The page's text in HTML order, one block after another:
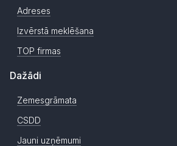
Adreses
Izvērstā meklēšana
TOP firmas
Dažādi
Zemesgrāmata
CSDD
Jauni uzņēmumi